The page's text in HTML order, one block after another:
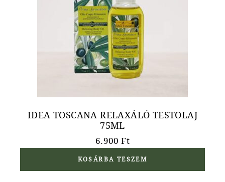
IDEA TOSCANA RELAXÁLÓ TESTOLAJ
75ML
6.900Ft
KOSÁRBA TESZEM